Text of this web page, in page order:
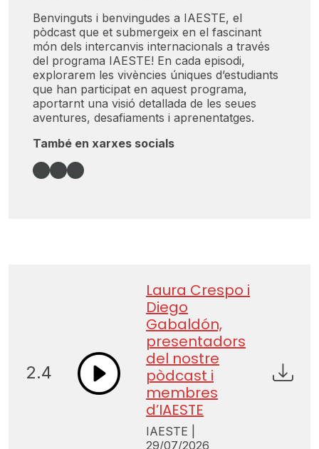
Benvinguts i benvingudes a IAESTE, el
pòdcast que et submergeix en el fascinant
món dels intercanvis internacionals a través
del programa IAESTE! En cada episodi,
explorarem les vivències úniques d’estudiants
que han participat en aquest programa,
aportarnt una visió detallada de les seues
aventures, desafiaments i aprenentatges.
També en xarxes socials
Facebook X Instagram
2.4
Laura Crespo i
Diego
Gabaldón,
presentadors
del nostre
pòdcast i
membres
d’IAESTE
IAESTE |
29/07/2026